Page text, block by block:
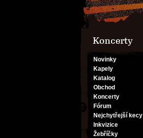
Koncerty
Novinky
Kapely
Katalog
Obchod
Koncerty
Fórum
Nejchytřejší kecy
Inkvizice
Žebříčky